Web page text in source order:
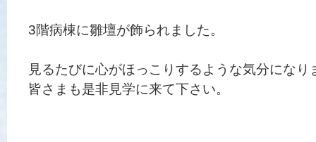
3階病棟に雛壇が飾られました。
見るたびに心がほっこりするような気分になり
皆さまも是非見学に来て下さい。